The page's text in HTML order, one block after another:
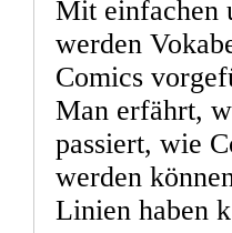
Mit einfachen
werden
Comics
Man erfährt,
passiert, wie
werden
Linien haben